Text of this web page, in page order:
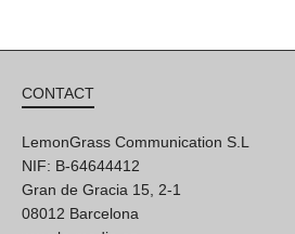
CONTACT
LemonGrass Communication S.L
NIF: B-64644412
Gran de Gracia 15, 2-1
08012 Barcelona